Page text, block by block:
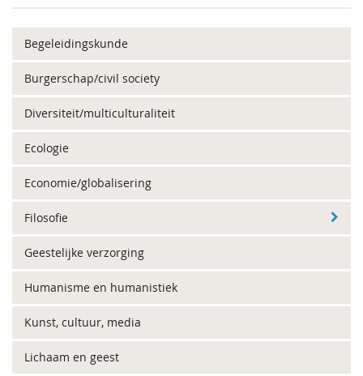
Begeleidingskunde
Burgerschap/civil society
Diversiteit/multiculturaliteit
Ecologie
Economie/globalisering
Filosofie
Geestelijke verzorging
Humanisme en humanistiek
Kunst, cultuur, media
Lichaam en geest